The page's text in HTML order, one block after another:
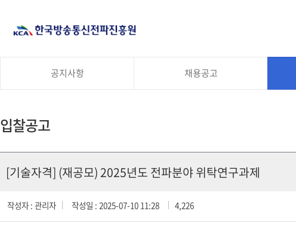
공지사항 채용공고
입찰공고
[기술자격] (재공모) 2025년도 전파분야 위탁연구과제
작성자 : 관리자 작성일 : 2025-07-10 11:28 4,226